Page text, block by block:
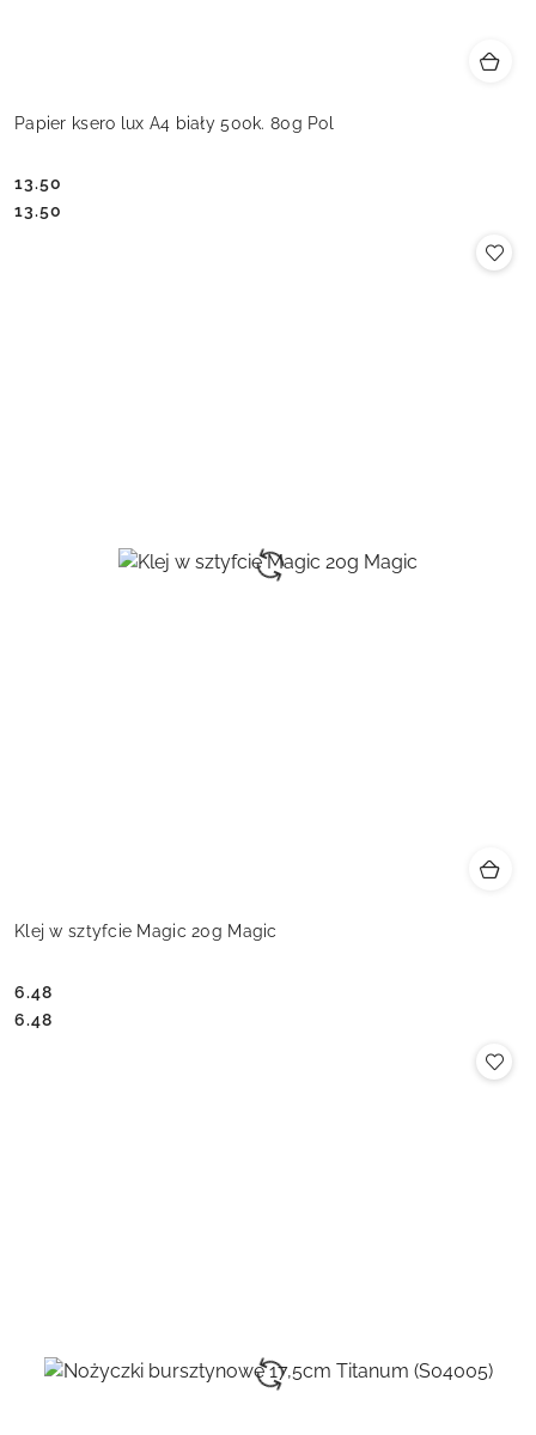
Papier ksero lux A4 biały 500k. 80g Pol
Cena:
13.50
Cena:
13.50
Klej w sztyfcie Magic 20g Magic
Cena:
6.48
Cena:
6.48